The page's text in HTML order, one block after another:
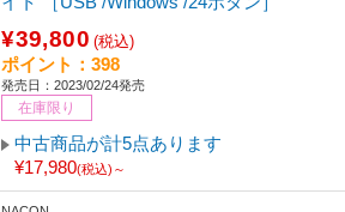
¥39,800 (税込)
ポイント：398
発売日：2023/02/24発売
在庫限り
中古商品が計5点あります
¥17,980(税込)～